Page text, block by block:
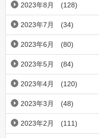
2023年8月 (128)
2023年7月 (34)
2023年6月 (80)
2023年5月 (84)
2023年4月 (120)
2023年3月 (48)
2023年2月 (111)